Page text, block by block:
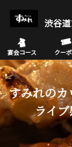
渋谷
宴会コース クー
すみれのカ
ライ